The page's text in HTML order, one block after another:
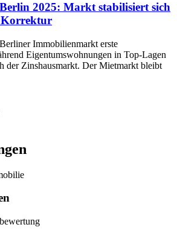
2025: Markt stabilisiert sich
Korrektur
Immobilienmarkt erste
Eigentumswohnungen in Top-Lagen
der Zinshausmarkt. Der Mietmarkt bleibt